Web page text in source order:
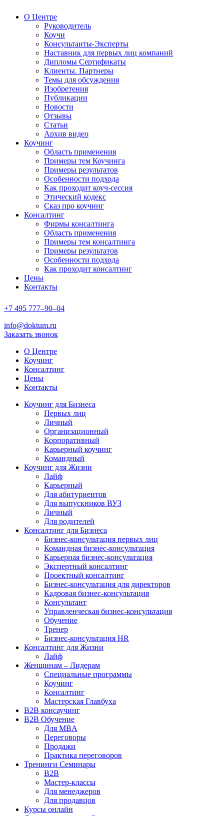
О Центре
Руководитель
Коучи
Консультанты-Эксперты
Наставник для первых лиц компаний
Дипломы Сертификаты
Клиенты. Партнеры
Темы для обсуждения
Изобретения
Публикации
Новости
Отзывы
Статьи
Архив видео
Коучинг
Область применения
Примеры тем Коучинга
Примеры результатов
Особенности подхода
Как проходит коуч-сессия
Этический кодекс
Сказ про коучинг
Консалтинг
Фирмы консалтинга
Область применения
Примеры тем консалтинга
Примеры результатов
Особенности подхода
Как проходит консалтинг
Цены
Контакты
+7 495 777–90–04
info@doktum.ru
Заказать звонок
О Центре
Коучинг
Консалтинг
Цены
Контакты
Коучинг для Бизнеса
Первых лиц
Личный
Организационный
Корпоративный
Карьерный коучинг
Командный
Коучинг для Жизни
Лайф
Карьерный
Для абитуриентов
Для выпускников ВУЗ
Личный
Для родителей
Консалтинг для Бизнеса
Бизнес-консультация первых лиц
Командная бизнес-консультация
Карьерная бизнес-консультация
Экспертный консалтинг
Проектный консалтинг
Бизнес-консультация для директоров
Кадровая бизнес-консультация
Консультант
Управленческая бизнес-консультация
Обучение
Тренер
Бизнес-консультация HR
Консалтинг для Жизни
Лайф
Женщинам – Лидерам
Специальные программы
Коучинг
Консалтинг
Мастерская Главбуха
B2B консаучинг
B2B Обучение
Для MBA
Переговоры
Продажи
Практика переговоров
Тренинги Семинары
B2B
Мастер-классы
Для менеджеров
Для продавцов
Курсы онлайн